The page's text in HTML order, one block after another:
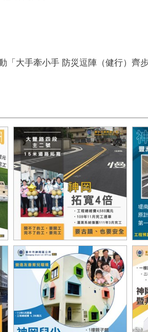
「大手牽小手 防災逗陣（健行）齊
大豐路四段主二號15米道路 豐